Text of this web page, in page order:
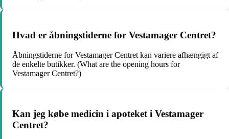
Hvad er åbningstiderne for Vestamager Centret?
Åbningstiderne for Vestamager Centret kan variere afhængigt af
de enkelte butikker. (What are the opening hours for
Vestamager Centret?)
Kan jeg købe medicin i apoteket i Vestamager
Centret?